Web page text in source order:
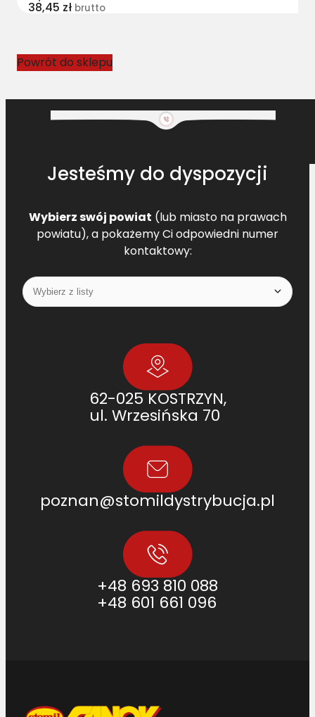
38,45 zł brutto
Powrót do sklepu
Jesteśmy do dyspozycji
Wybierz swój powiat (lub miasto na prawach
powiatu), a pokażemy Ci odpowiedni numer
kontaktowy:
62-025 KOSTRZYN,
ul. Wrzesińska 70
poznan@stomildystrybucja.pl
+48 693 810 088
+48 601 661 096